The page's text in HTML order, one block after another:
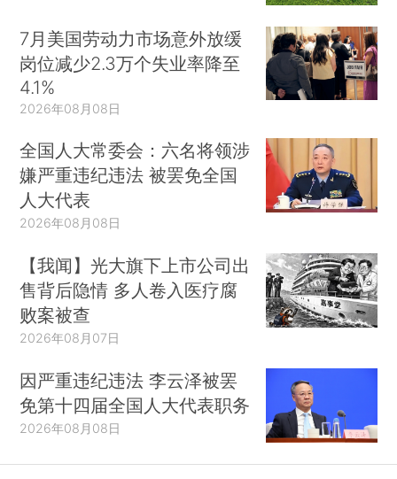
7月美国劳动力市场意外放缓
岗位减少2.3万个失业率降至
4.1%
2026年08月08日
全国人大常委会：六名将领涉
嫌严重违纪违法 被罢免全国
人大代表
2026年08月08日
【我闻】光大旗下上市公司出
售背后隐情 多人卷入医疗腐
败案被查
2026年08月07日
因严重违纪违法 李云泽被罢
免第十四届全国人大代表职务
2026年08月08日